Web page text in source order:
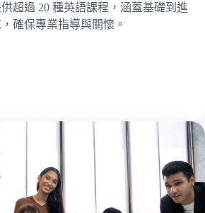
超過 20 種英語課程，涵蓋基礎到進
確保專業指導與關懷。